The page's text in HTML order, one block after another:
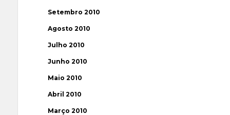
Setembro 2010
Agosto 2010
Julho 2010
Junho 2010
Maio 2010
Abril 2010
Março 2010